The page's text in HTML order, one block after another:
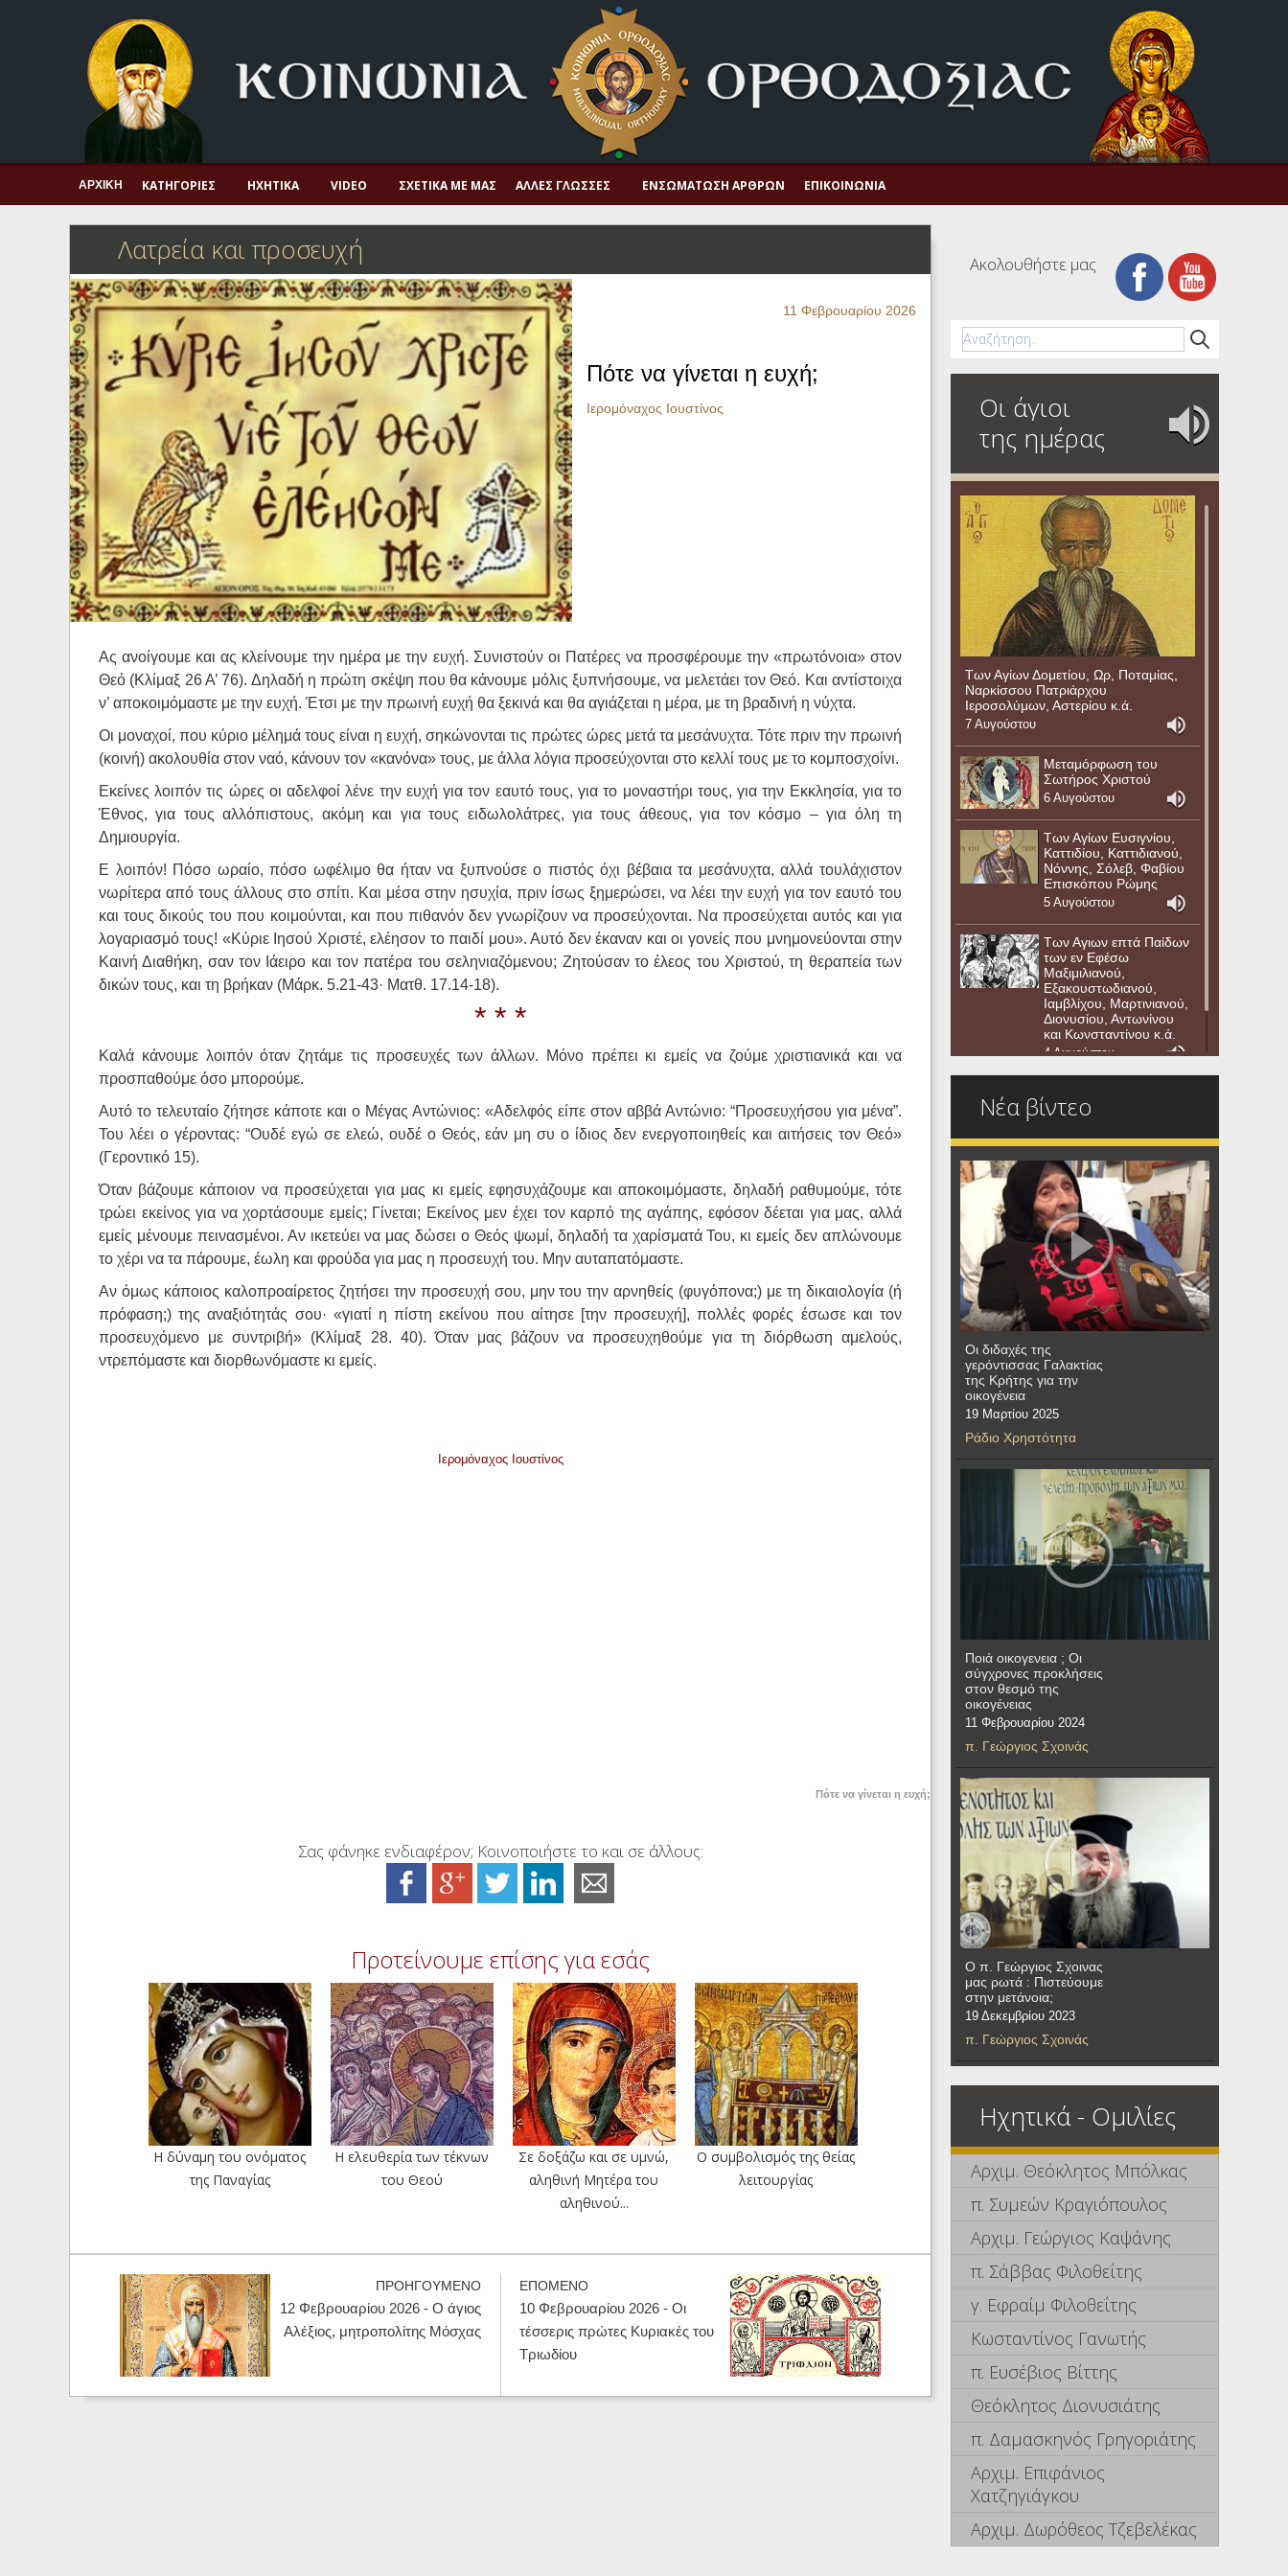
Πνευματική ζωή
Μαρτυρία και διδαχή
Λατρεία και προσευχή
Αγιολόγιο – Εορτολόγιο
Η πίστη στην εποχή μας
Ορθόδοξη οικογένεια
Ορθόδοξο προσκυνητάριο
Σκέψεις-προβληματισμοί
ΑΡΧΙΚΉ ΚΑΤΗΓΟΡΊΕΣ ΗΧΗΤΙΚΆ VIDEO ΣΧΕΤΙΚΆ ΜΕ ΜΑΣ ΆΛΛΕΣ ΓΛΏΣΣΕΣ ΕΝΣΩΜΆΤΩΣΗ ΆΡΘΡΩΝ ΕΠΙΚΟΙΝΩΝΊΑ
Λατρεία και προσευχή
11 Φεβρουαρίου 2026
Πότε να γίνεται η ευχή;
Ιερομόναχος Ιουστίνος
Ας ανοίγουμε και ας κλείνουμε την ημέρα με την ευχή. Συνιστούν οι Πατέρες να προσφέρουμε την «πρωτόνοια» στον
Θεό (Κλίμαξ 26 Α’ 76). Δηλαδή η πρώτη σκέψη που θα κάνουμε μόλις ξυπνήσουμε, να μελετάει τον Θεό. Και αντίστοιχα
ν’ αποκοιμόμαστε με την ευχή. Έτσι με την πρωινή ευχή θα ξεκινά και θα αγιάζεται η μέρα, με τη βραδινή η νύχτα.
Οι μοναχοί, που κύριο μέλημά τους είναι η ευχή, σηκώνονται τις πρώτες ώρες μετά τα μεσάνυχτα. Τότε πριν την πρωινή
(κοινή) ακολουθία στον ναό, κάνουν τον «κανόνα» τους, με άλλα λόγια προσεύχονται στο κελλί τους με το κομποσχοίνι.
Εκείνες λοιπόν τις ώρες οι αδελφοί λένε την ευχή για τον εαυτό τους, για το μοναστήρι τους, για την Εκκλησία, για το
Έθνος, για τους αλλόπιστους, ακόμη και για τους ειδωλολάτρες, για τους άθεους, για τον κόσμο – για όλη τη
Δημιουργία.
Ε λοιπόν! Πόσο ωραίο, πόσο ωφέλιμο θα ήταν να ξυπνούσε ο πιστός όχι βέβαια τα μεσάνυχτα, αλλά τουλάχιστον
νωρίτερα από τους άλλους στο σπίτι. Και μέσα στην ησυχία, πριν ίσως ξημερώσει, να λέει την ευχή για τον εαυτό του
και τους δικούς του που κοιμούνται, και που πιθανόν δεν γνωρίζουν να προσεύχονται. Να προσεύχεται αυτός και για
λογαριασμό τους! «Κύριε Ιησού Χριστέ, ελέησον το παιδί μου». Αυτό δεν έκαναν και οι γονείς που μνημονεύονται στην
Καινή Διαθήκη, σαν τον Ιάειρο και τον πατέρα του σεληνιαζόμενου; Ζητούσαν το έλεος του Χριστού, τη θεραπεία των
δικών τους, και τη βρήκαν (Μάρκ. 5.21-43· Ματθ. 17.14-18).
* * *
Καλά κάνουμε λοιπόν όταν ζητάμε τις προσευχές των άλλων. Μόνο πρέπει κι εμείς να ζούμε χριστιανικά και να
προσπαθούμε όσο μπορούμε.
Αυτό το τελευταίο ζήτησε κάποτε και ο Μέγας Αντώνιος: «Αδελφός είπε στον αββά Αντώνιο: “Προσευχήσου για μένα”.
Του λέει ο γέροντας: “Ουδέ εγώ σε ελεώ, ουδέ ο Θεός, εάν μη συ ο ίδιος δεν ενεργοποιηθείς και αιτήσεις τον Θεό»
(Γεροντικό 15).
Όταν βάζουμε κάποιον να προσεύχεται για μας κι εμείς εφησυχάζουμε και αποκοιμόμαστε, δηλαδή ραθυμούμε, τότε
τρώει εκείνος για να χορτάσουμε εμείς; Γίνεται; Εκείνος μεν έχει τον καρπό της αγάπης, εφόσον δέεται για μας, αλλά
εμείς μένουμε πεινασμένοι. Αν ικετεύει να μας δώσει ο Θεός ψωμί, δηλαδή τα χαρίσματά Του, κι εμείς δεν απλώνουμε
το χέρι να τα πάρουμε, έωλη και φρούδα για μας η προσευχή του. Μην αυταπατόμαστε.
Αν όμως κάποιος καλοπροαίρετος ζητήσει την προσευχή σου, μην του την αρνηθείς (φυγόπονα;) με τη δικαιολογία (ή
πρόφαση;) της αναξιότητάς σου· «γιατί η πίστη εκείνου που αίτησε [την προσευχή], πολλές φορές έσωσε και τον
προσευχόμενο με συντριβή» (Κλίμαξ 28. 40). Όταν μας βάζουν να προσευχηθούμε για τη διόρθωση αμελούς,
ντρεπόμαστε και διορθωνόμαστε κι εμείς.
Ιερομόναχος Ιουστίνος
Πότε να γίνεται η ευχή;
Σας φάνηκε ενδιαφέρον; Κοινοποιήστε το και σε άλλους:
Προτείνουμε επίσης για εσάς
Η δύναμη του ονόματος
της Παναγίας
Η ελευθερία των τέκνων
του Θεού
Σε δοξάζω και σε υμνώ,
αληθινή Μητέρα του
αληθινού...
Ο συμβολισμός της θείας
λειτουργίας
ΠΡΟΗΓΟΥΜΕΝΟ
12 Φεβρουαρίου 2026 - Ο άγιος
Αλέξιος, μητροπολίτης Μόσχας
ΕΠΟΜΕΝΟ
10 Φεβρουαρίου 2026 - Οι
τέσσερις πρώτες Κυριακές του
Τριωδίου
Ακολουθήστε μας
Οι άγιοι
της ημέρας
Των Αγίων Δομετίου, Ωρ, Ποταμίας,
Ναρκίσσου Πατριάρχου
Ιεροσολύμων, Αστερίου κ.ά.
7 Αυγούστου
Μεταμόρφωση του
Σωτήρος Χριστού
6 Αυγούστου
Των Αγίων Ευσιγνίου,
Καττιδίου, Καττιδιανού,
Νόννης, Σόλεβ, Φαβίου
Επισκόπου Ρώμης
5 Αυγούστου
Των Αγιων επτά Παίδων
των εν Εφέσω
Μαξιμιλιανού,
Εξακουστωδιανού,
Ιαμβλίχου, Μαρτινιανού,
Διονυσίου, Αντωνίνου
και Κωνσταντίνου κ.ά.
4 Αυγούστου
Νέα βίντεο
Οι διδαχές της
γερόντισσας Γαλακτίας
της Κρήτης για την
οικογένεια
19 Μαρτίου 2025
Ράδιο Χρηστότητα
Ποιά οικογενεια ; Οι
σύγχρονες προκλήσεις
στον θεσμό της
οικογένειας
11 Φεβρουαρίου 2024
π. Γεώργιος Σχοινάς
Ο π. Γεώργιος Σχοινας
μας ρωτά : Πιστεύουμε
στην μετάνοια;
19 Δεκεμβρίου 2023
π. Γεώργιος Σχοινάς
Ηχητικά - Ομιλίες
Αρχιμ. Θεόκλητος Μπόλκας
π. Συμεών Κραγιόπουλος
Αρχιμ. Γεώργιος Καψάνης
π. Σάββας Φιλοθεΐτης
γ. Εφραίμ Φιλοθεΐτης
Κωσταντίνος Γανωτής
π. Ευσέβιος Βίττης
Θεόκλητος Διονυσιάτης
π. Δαμασκηνός Γρηγοριάτης
Αρχιμ. Επιφάνιος
Χατζηγιάγκου
Αρχιμ. Δωρόθεος Τζεβελέκας